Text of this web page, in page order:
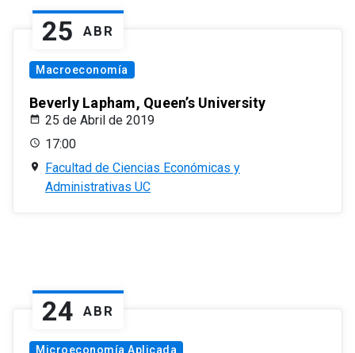
25 ABR
Macroeconomía
Beverly Lapham, Queen’s University
25 de Abril de 2019
17:00
Facultad de Ciencias Económicas y
Administrativas UC
24 ABR
Microeconomía Aplicada